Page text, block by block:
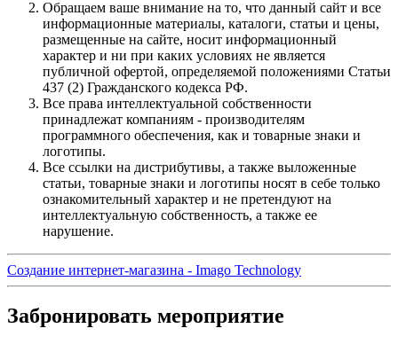
Обращаем ваше внимание на то, что данный сайт и все
информационные материалы, каталоги, статьи и цены,
размещенные на сайте, носит информационный
характер и ни при каких условиях не является
публичной офертой, определяемой положениями Статьи
437 (2) Гражданского кодекса РФ.
Все права интеллектуальной собственности
принадлежат компаниям - производителям
программного обеспечения, как и товарные знаки и
логотипы.
Все ссылки на дистрибутивы, а также выложенные
статьи, товарные знаки и логотипы носят в себе только
ознакомительный характер и не претендуют на
интеллектуальную собственность, а также ее
нарушение.
Создание интернет-магазина ‐ Imago Technology
Забронировать мероприятие